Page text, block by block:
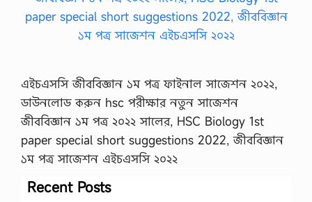
এইচএসসি জীববিজ্ঞান ১ম পত্র ফাইনাল সাজেশন ২০২২,
ডাউনলোড করুন hsc পরীক্ষার নতুন সাজেশন
জীববিজ্ঞান ১ম পত্র ২০২২ সালের, HSC Biology 1st
paper special short suggestions 2022, জীববিজ্ঞান
১ম পত্র সাজেশন এইচএসসি ২০২২
Recent Posts